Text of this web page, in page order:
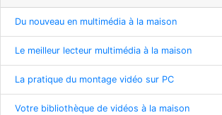
Du nouveau en multimédia à la maison
Le meilleur lecteur multimédia à la maison
La pratique du montage vidéo sur PC
Votre bibliothèque de vidéos à la maison